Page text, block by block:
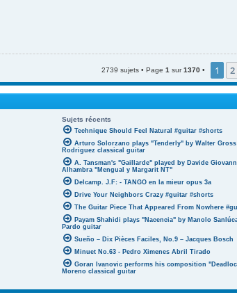
2739 sujets • Page 1 sur1370 • 1 2
Sujets récents
Technique Should Feel Natural #guitar #shorts
Arturo Solorzano plays "Tenderly" by Walter Gross
Rodriguez classical guitar
A. Tansman's "Gaillarde" played by Davide
Alhambra "Mengual y Margarit NT"
Delcamp. J.F: - TANGO en la mieur opus 3a
Drive Your Neighbors Crazy #guitar #shorts
The Guitar Piece That Appeared From Nowhere
Payam Shahidi plays "Nacencia" by Manolo
Pardo guitar
Sueño – Dix Pièces Faciles, No.9 – Jacques Bosch
Minuet No.63 - Pedro Ximenes Abril Tirado
Goran Ivanovic performs his composition
Moreno classical guitar